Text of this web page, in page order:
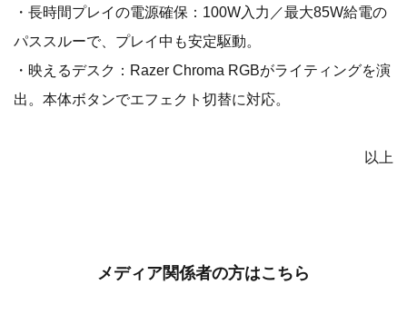
・長時間プレイの電源確保：100W入力／最大85W給電の
パススルーで、プレイ中も安定駆動。
・映えるデスク：Razer Chroma RGBがライティングを演
出。本体ボタンでエフェクト切替に対応。
以上
メディア関係者の方はこちら